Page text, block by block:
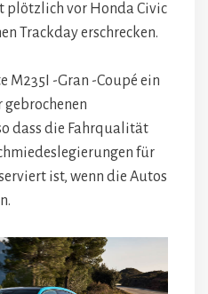
plötzlich vor Honda Civic
Trackday erschrecken.
M235I -Gran -Coupé ein
dass die Fahrqualität
für
ist, wenn die Autos